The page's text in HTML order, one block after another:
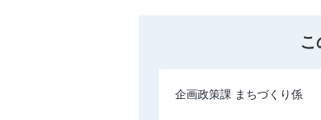
企画政策課 まちづくり係